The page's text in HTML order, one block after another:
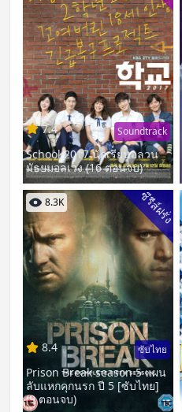
7.4 Soundtrack
School 2017 นักเรียนอลวน
มัธยมอลเวง (16 ตอนจบ)
8.3K ซีรีส์ฝรั่ง
8.4 ซับไทย
Prison Break season 5 แผน
ลับแหกคุกนรก ปี 5 [ซับไทย]
(9 ตอนจบ)